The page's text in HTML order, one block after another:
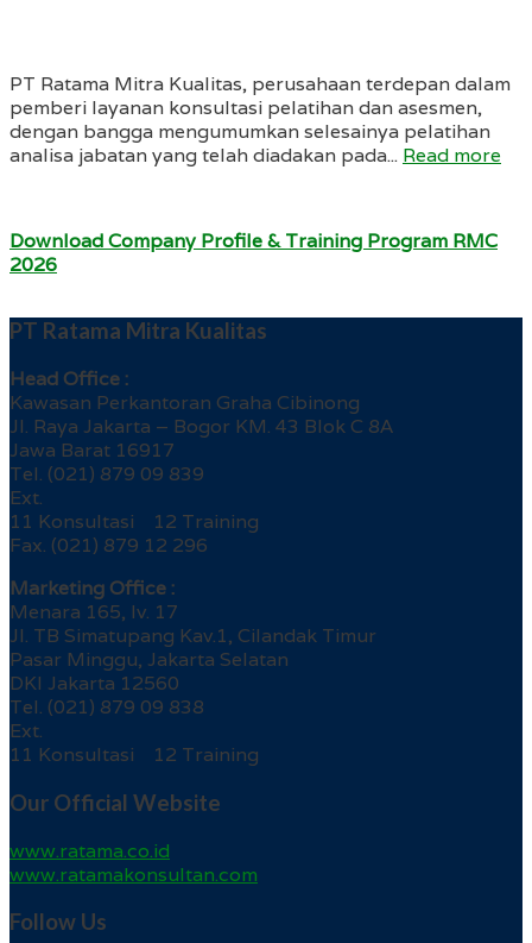
PT Ratama Mitra Kualitas, perusahaan terdepan dalam
pemberi layanan konsultasi pelatihan dan asesmen,
dengan bangga mengumumkan selesainya pelatihan
analisa jabatan yang telah diadakan pada... Read more
Download Company Profile & Training Program RMC
2026
PT Ratama Mitra Kualitas
Head Office :
Kawasan Perkantoran Graha Cibinong
Jl. Raya Jakarta – Bogor KM. 43 Blok C 8A
Jawa Barat 16917
Tel. (021) 879 09 839
Ext.
11 Konsultasi 12 Training
Fax. (021) 879 12 296
Marketing Office :
Menara 165, lv. 17
Jl. TB Simatupang Kav.1, Cilandak Timur
Pasar Minggu, Jakarta Selatan
DKI Jakarta 12560
Tel. (021) 879 09 838
Ext.
11 Konsultasi 12 Training
Our Official Website
www.ratama.co.id
www.ratamakonsultan.com
Follow Us